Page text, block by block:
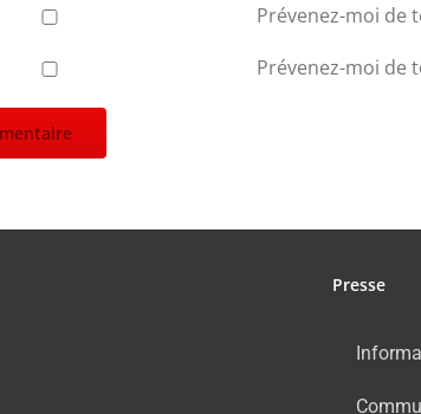
Prévenez-moi de
Prévenez-moi de
Presse